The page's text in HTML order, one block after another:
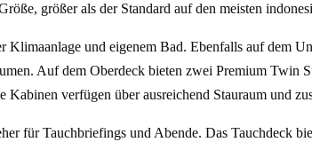
größer als der Standard auf den meisten
und eigenem Bad. Ebenfalls auf dem
Auf dem Oberdeck bieten zwei Premium Twin
verfügen über ausreichend Stauraum und
für Tauchbriefings und Abende. Das Tauchdeck